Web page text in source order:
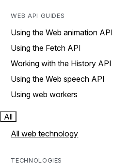
WEB API GUIDES
Using the Web animation API
Using the Fetch API
Working with the History API
Using the Web speech API
Using web workers
All
All web technology
TECHNOLOGIES